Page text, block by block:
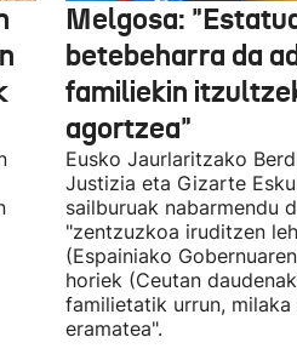
Melgosa:
betebeharra da
familiekin
agortzea"
Eusko Jaurlaritzako
Justizia eta Gizarte
sailburuak nabarmendu
"zentzuzkoa iruditzen
(Espainiako
horiek (Ceutan
familietatik urrun,
eramatea".